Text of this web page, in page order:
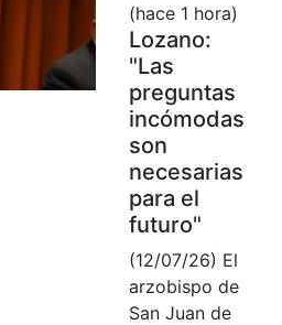
(hace 1 hora)
Lozano:
"Las
preguntas
incómodas
son
necesarias
para el
futuro"
(12/07/26) El
arzobispo de
San Juan de